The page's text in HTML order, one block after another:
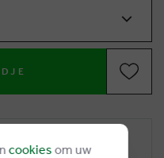
cookies om uw